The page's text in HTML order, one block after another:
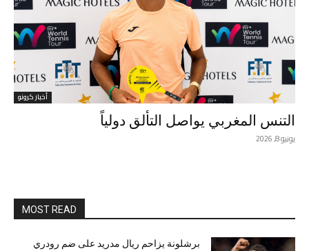
أخبار كرونو
التنس المغربي يواصل التألق دولياً
يونيو 8, 2026
MOST READ
برشلونة يزاحم ريال مدريد على ضم رودري